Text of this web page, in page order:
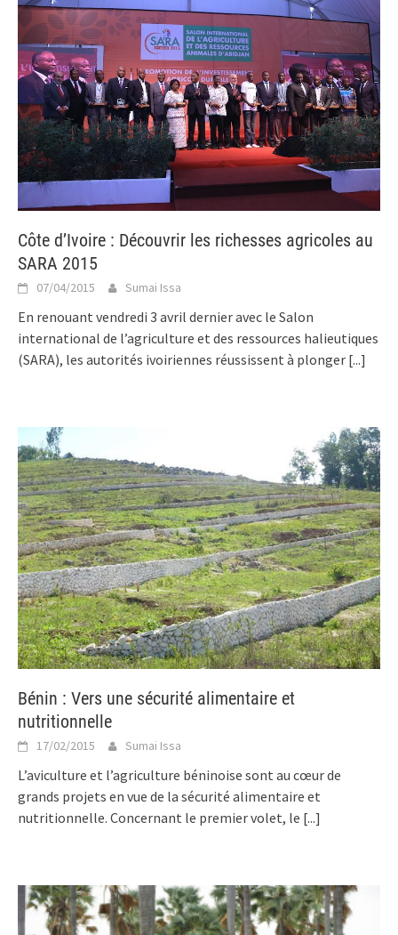
Côte d’Ivoire : Découvrir les richesses agricoles au
SARA 2015
07/04/2015 Sumai Issa
En renouant vendredi 3 avril dernier avec le Salon
international de l’agriculture et des ressources halieutiques
(SARA), les autorités ivoiriennes réussissent à plonger [...]
Bénin : Vers une sécurité alimentaire et
nutritionnelle
17/02/2015 Sumai Issa
L’aviculture et l’agriculture béninoise sont au cœur de
grands projets en vue de la sécurité alimentaire et
nutritionnelle. Concernant le premier volet, le [...]